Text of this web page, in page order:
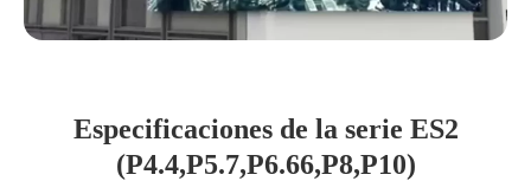
Especificaciones de la serie ES2
(P4.4,P5.7,P6.66,P8,P10)